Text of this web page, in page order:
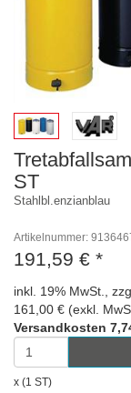
ST
Stahlbl.enzianblau
Artikelnummer:
191,59 € *
inkl. 19% MwSt.,
161,00 € (exkl.
Versandkosten
x (1 ST)